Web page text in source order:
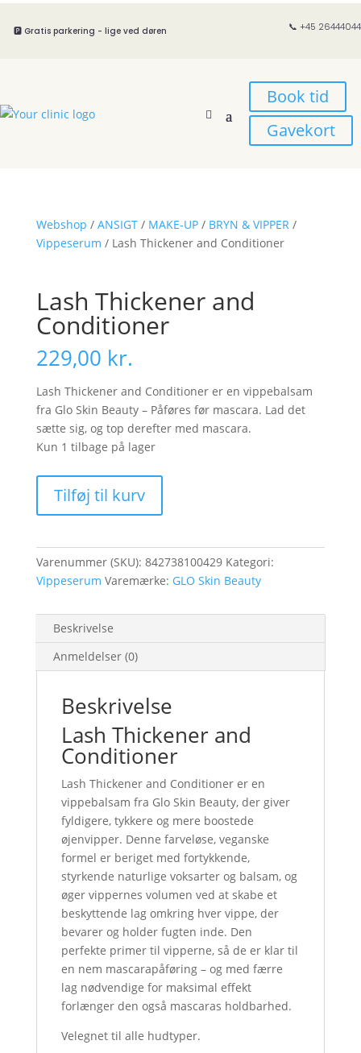
🅿️ Gratis parkering - lige ved døren 📞 +45 26444044
Book tid
Gavekort
Webshop / ANSIGT/ MAKE-UP/ BRYN & VIPPER/
Vippeserum / Lash Thickener and Conditioner
Lash Thickener and
Conditioner
229,00 kr.
Lash Thickener and Conditioner er en vippebalsam
fra Glo Skin Beauty – Påføres før mascara. Lad det
sætte sig, og top derefter med mascara.
Kun 1 tilbage på lager
Thickener
and
antal
Tilføj til kurv
Varenummer (SKU): 842738100429 Kategori:
Vippeserum Varemærke: GLO Skin Beauty
Beskrivelse
Anmeldelser (0)
Beskrivelse
Lash Thickener and
Conditioner
Lash Thickener and Conditioner er en
vippebalsam fra Glo Skin Beauty, der giver
fyldigere, tykkere og mere boostede
øjenvipper. Denne farveløse, veganske
formel er beriget med fortykkende,
styrkende naturlige voksarter og balsam, og
øger vippernes volumen ved at skabe et
beskyttende lag omkring hver vippe, der
bevarer og holder fugten inde. Den
perfekte primer til vipperne, så de er klar til
en nem mascarapåføring – og med færre
lag nødvendige for maksimal effekt
forlænger den også mascaras holdbarhed.
Velegnet til alle hudtyper.